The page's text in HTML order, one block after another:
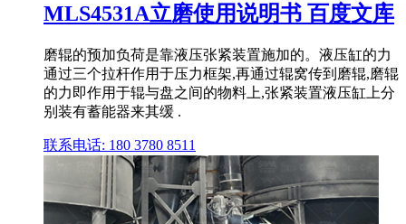
MLS4531A立磨使用说明书 百度文库
磨辊的预加负荷是靠液压张紧装置施加的。液压缸的力
通过三个拉杆作用于压力框架,再通过辊窝传到磨辊,磨辊
的力即作用于辊与盘之间的物料上,张紧装置液压缸上分
别装有蓄能器来其缓 .
联系电话: 180 3780 8511